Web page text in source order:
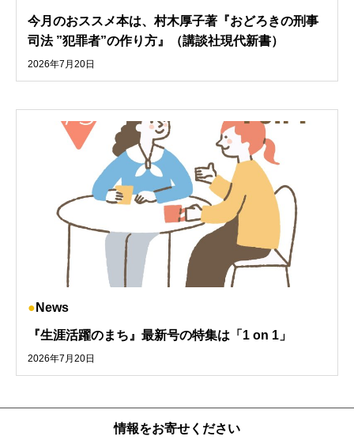
今月のおススメ本は、村木厚子著『おどろきの刑事
司法 ”犯罪者”の作り方』（講談社現代新書）
2026年7月20日
News
『生涯活躍のまち』最新号の特集は「1 on 1」
2026年7月20日
情報をお寄せください